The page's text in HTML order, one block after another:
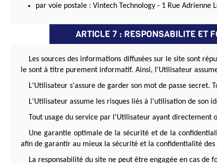
par voie postale : Vintech Technology - 1 Rue Adrienne
ARTICLE 7 : RESPONSABILITE ET
Les sources des informations diffusées sur le site sont
le sont à titre purement informatif. Ainsi, l'Utilisateur
L'Utilisateur s'assure de garder son mot de passe secret.
L'Utilisateur assume les risques liés à l'utilisation de son
Tout usage du service par l'Utilisateur ayant
Une garantie optimale de la sécurité et de la
afin de garantir au mieux la sécurité et la confidentialité des
La responsabilité du site ne peut être engagée en cas